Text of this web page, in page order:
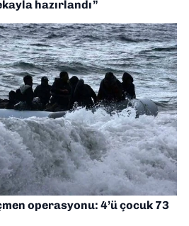
hazırlandı”
operasyonu: 4’ü çocuk 73